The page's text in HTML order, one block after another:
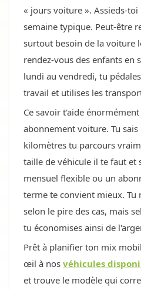
« jours voiture ». Assieds-
semaine typique. Peut-être
surtout besoin de la voiture
rendez-vous des enfants en
lundi au vendredi, tu
travail et utilises les
Ce savoir t'aide
abonnement voiture. Tu
kilomètres tu parcours
taille de véhicule il te faut et
mensuel flexible ou un
terme te convient mieux. Tu
selon le pire des cas, mais
tu économises ainsi de
Prêt à planifier ton mix
œil à nos véhicules
et trouve le modèle qui